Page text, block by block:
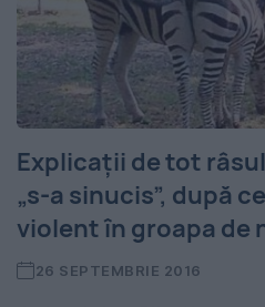
Explicații de tot
„s-a sinucis”, după
violent în groapa de
26 SEPTEMBRIE 2016